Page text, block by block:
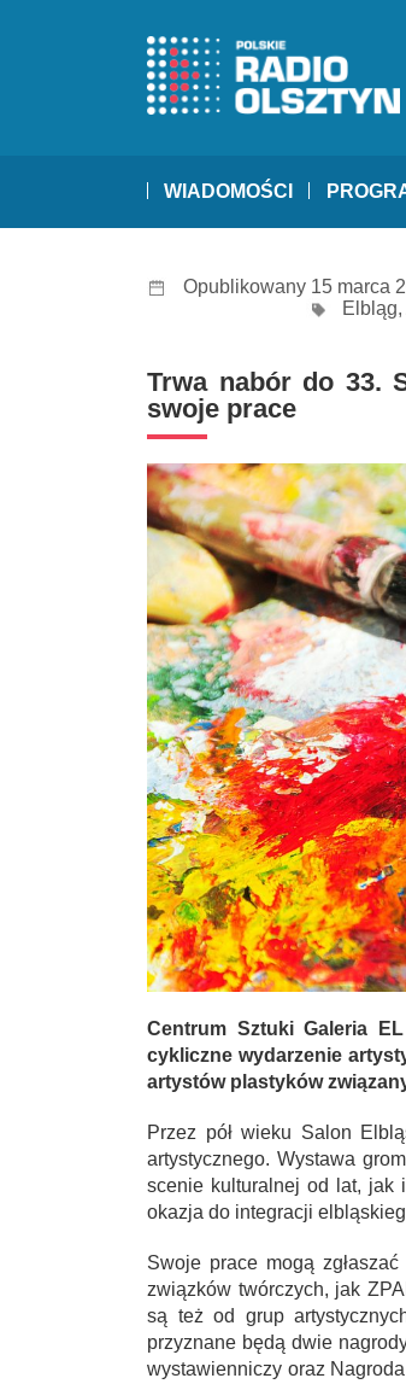
WIADOMOŚCI
Opublikowany 15 marca
Elbląg,
Trwa nabór do 33.
swoje prace
Centrum Sztuki Galeria
cykliczne wydarzenie
artystów plastyków
Przez pół wieku Salon
artystycznego. Wystawa
scenie kulturalnej od lat, jak
okazja do integracji
Swoje prace mogą
związków twórczych, jak
są też od grup
przyznane będą dwie
wystawienniczy oraz